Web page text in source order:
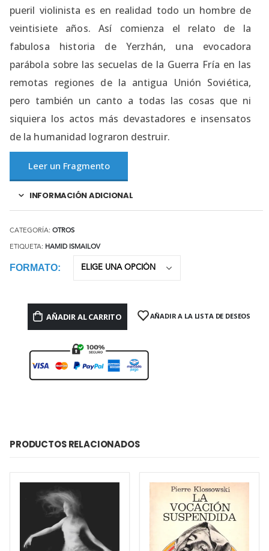
pueril violinista es en realidad todo un hombre de
veintisiete años. Así comienza el relato de la
fabulosa historia de Yerzhán, una evocadora
parábola sobre las secuelas de la Guerra Fría en las
remotas regiones de la antigua Unión Soviética,
pero también un canto a todas las cosas que ni
siquiera los actos más devastadores e insensatos
de la humanidad lograron destruir.
Leer un Fragmento
INFORMACIÓN ADICIONAL
CATEGORÍA: OTROS
ETIQUETA: HAMID ISMAILOV
FORMATO
AÑADIR AL CARRITO AÑADIR A LA LISTA DE DESEOS
PRODUCTOS RELACIONADOS